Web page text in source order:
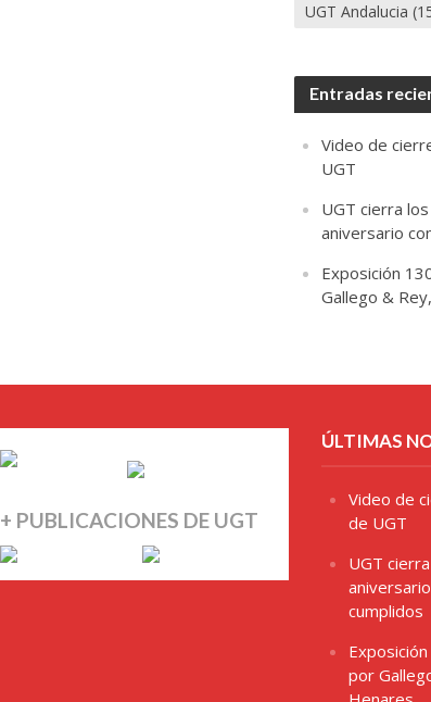
UGT Andalucia
Entradas
Video de
UGT
UGT cierra
aniversario
Exposición
Gallego &
+ PUBLICACIONES DE UGT
ÚLTIMAS
Video de
de UGT
UGT
cumplidos
por